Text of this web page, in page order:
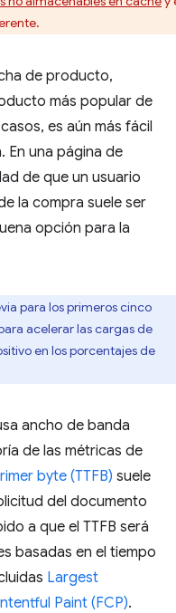
de producto,
más popular de
es aún más fácil
En una página de
de que un usuario
la compra suele ser
opción para la
para los primeros cinco
acelerar las cargas de
en los porcentajes de
ancho de banda
de las métricas de
byte (TTFB) suele
del documento
a que el TTFB será
basadas en el tiempo
Largest
Paint (FCP).